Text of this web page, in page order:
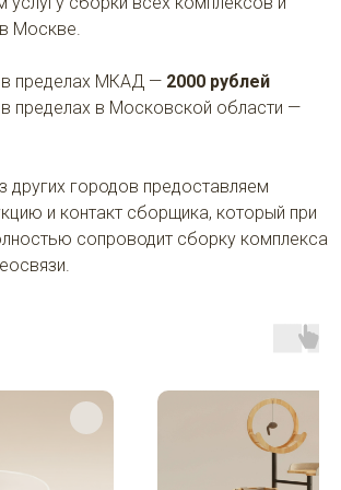
Москве.
в пределах МКАД — 2000 рублей
пределах в Московской области —
других городов предоставляем
и контакт сборщика, который при
сопроводит сборку комплекса
нам в Telegram
03-69
Дино-когтеточки
Игрушки
Все товары